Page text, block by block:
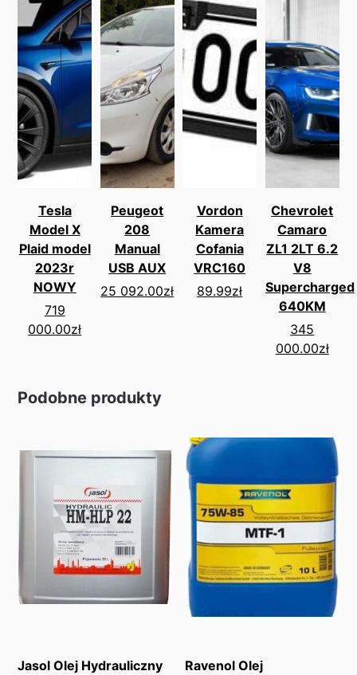
Tesla
Model X
Plaid model
2023r
NOWY
719
000.00zł
Peugeot
208
Manual
USB AUX
25 092.00zł
Vordon
Kamera
Cofania
VRC160
89.99zł
Chevrolet
Camaro
ZL1 2LT 6.2
V8
Supercharged
640KM
345
000.00zł
Podobne produkty
Jasol Olej Hydrauliczny
Ravenol Olej